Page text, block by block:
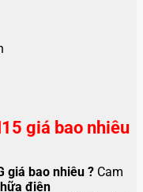
giá bao nhiêu
giá bao nhiêu ? Cam
điện